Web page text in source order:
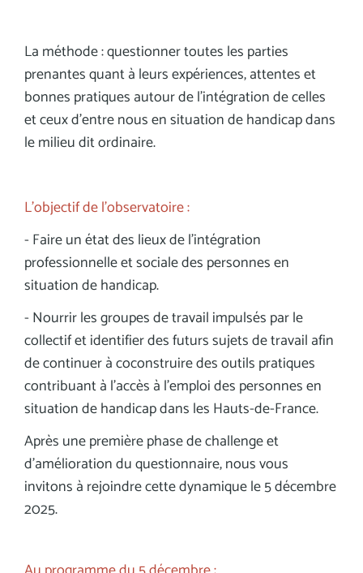
La méthode : questionner toutes les parties
prenantes quant à leurs expériences, attentes et
bonnes pratiques autour de l’intégration de celles
et ceux d’entre nous en situation de handicap dans
le milieu dit ordinaire.
L’objectif de l’observatoire :
- Faire un état des lieux de l’intégration
professionnelle et sociale des personnes en
situation de handicap.
- Nourrir les groupes de travail impulsés par le
collectif et identifier des futurs sujets de travail afin
de continuer à coconstruire des outils pratiques
contribuant à l’accès à l’emploi des personnes en
situation de handicap dans les Hauts-de-France.
Après une première phase de challenge et
d’amélioration du questionnaire, nous vous
invitons à rejoindre cette dynamique le 5 décembre
2025.